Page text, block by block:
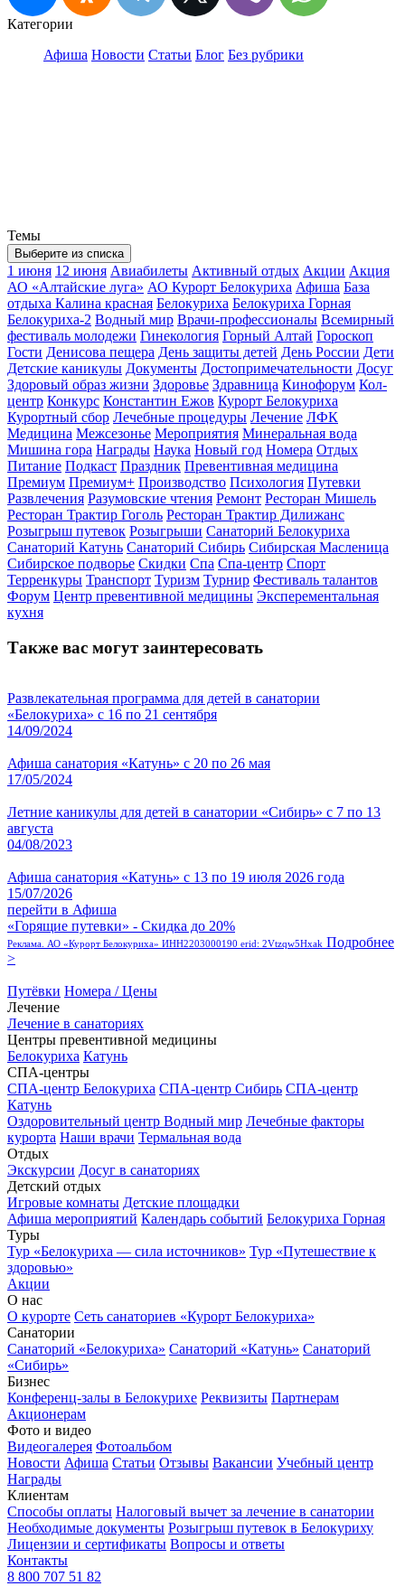
Категории
Афиша Новости Статьи Блог Без рубрики
Темы
Выберите из списка
1 июня 12 июня Авиабилеты Активный отдых Акции Акция
АО «Алтайские луга» АО Курорт Белокуриха Афиша База
отдыха Калина красная Белокуриха Белокуриха Горная
Белокуриха-2 Водный мир Врачи-профессионалы Всемирный
фестиваль молодежи Гинекология Горный Алтай Гороскоп
Гости Денисова пещера День защиты детей День России Дети
Детские каникулы Документы Достопримечательности Досуг
Здоровый образ жизни Здоровье Здравница Кинофорум Кол-
центр Конкурс Константин Ежов Курорт Белокуриха
Курортный сбор Лечебные процедуры Лечение ЛФК
Медицина Межсезонье Мероприятия Минеральная вода
Мишина гора Награды Наука Новый год Номера Отдых
Питание Подкаст Праздник Превентивная медицина
Премиум Премиум+ Производство Психология Путевки
Развлечения Разумовские чтения Ремонт Ресторан Мишель
Ресторан Трактир Гоголь Ресторан Трактир Дилижанс
Розыгрыш путевок Розыгрыши Санаторий Белокуриха
Санаторий Катунь Санаторий Сибирь Сибирская Масленица
Сибирское подворье Скидки Спа Спа-центр Спорт
Терренкуры Транспорт Туризм Турнир Фестиваль талантов
Форум Центр превентивной медицины Эксперементальная
кухня
Также вас могут заинтересовать
Развлекательная программа для детей в санатории
«Белокуриха» с 16 по 21 сентября
14/09/2024
Афиша санатория «Катунь» с 20 по 26 мая
17/05/2024
Летние каникулы для детей в санатории «Сибирь» с 7 по 13
августа
04/08/2023
Афиша санатория «Катунь» с 13 по 19 июля 2026 года
15/07/2026
перейти в Афиша
«Горящие путевки» - Скидка до 20%
Реклама. АО «Курорт Белокуриха» ИНН2203000190 erid: 2Vtzqw5Hxak Подробнее
>
Путёвки Номера / Цены
Лечение
Лечение в санаториях
Центры превентивной медицины
Белокуриха Катунь
СПА-центры
СПА-центр Белокуриха СПА-центр Сибирь СПА-центр
Катунь
Оздоровительный центр Водный мир Лечебные факторы
курорта Наши врачи Термальная вода
Отдых
Экскурсии Досуг в санаториях
Детский отдых
Игровые комнаты Детские площадки
Афиша мероприятий Календарь событий Белокуриха Горная
Туры
Тур «Белокуриха — сила источников» Тур «Путешествие к
здоровью»
Акции
О нас
О курорте Сеть санаториев «Курорт Белокуриха»
Санатории
Санаторий «Белокуриха» Санаторий «Катунь» Санаторий
«Сибирь»
Бизнес
Конференц-залы в Белокурихе Реквизиты Партнерам
Акционерам
Фото и видео
Видеогалерея Фотоальбом
Новости Афиша Статьи Отзывы Вакансии Учебный центр
Награды
Клиентам
Способы оплаты Налоговый вычет за лечение в санатории
Необходимые документы Розыгрыш путевок в Белокуриху
Лицензии и сертификаты Вопросы и ответы
Контакты
8 800 707 51 82